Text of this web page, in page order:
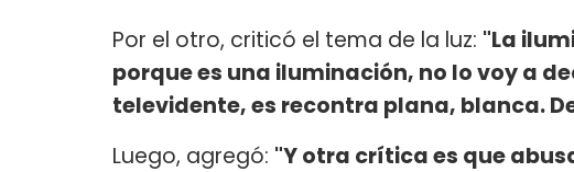
Por el otro, criticó el tema de la luz: "La
porque es una iluminación, no lo voy a
televidente, es recontra plana, blanca.
Luego, agregó: "Y otra crítica es que